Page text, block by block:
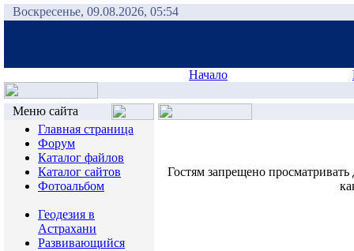
Воскресенье, 09.08.2026, 05:54
Начало
Меню сайта
Главная страница
Форум
Каталог файлов
Каталог сайтов
Фотоальбом
Геодезия в
Астрахани
Развивающийся
Гостям запрещено